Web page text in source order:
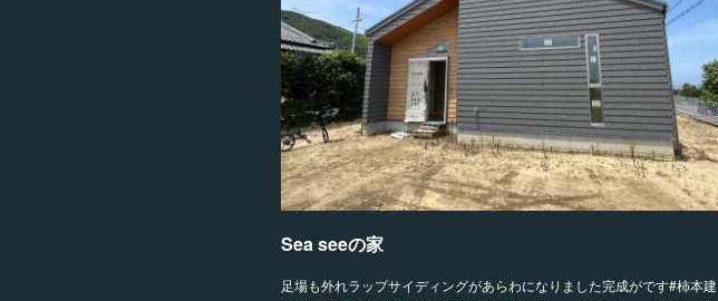
Sea seeの家
足場も外れラップサイディングがあらわになりました完成がです#柿本建